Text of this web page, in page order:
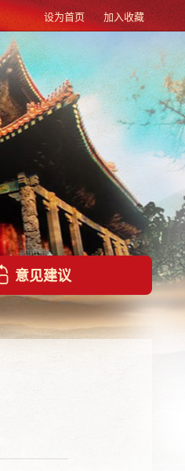
设为首页 加入收藏
意见建议